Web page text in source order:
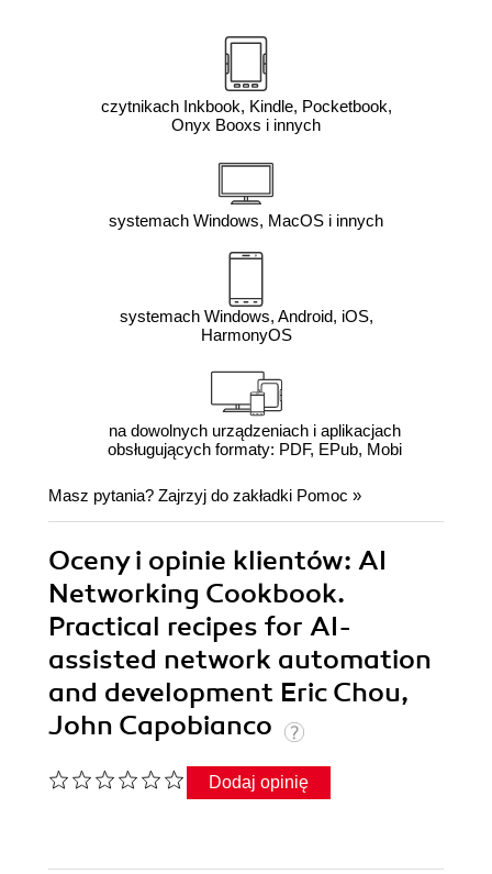
czytnikach Inkbook, Kindle, Pocketbook,
Onyx Booxs i innych
systemach Windows, MacOS i innych
systemach Windows, Android, iOS,
HarmonyOS
na dowolnych urządzeniach i aplikacjach
obsługujących formaty: PDF, EPub, Mobi
Masz pytania? Zajrzyj do zakładki Pomoc »
Oceny i opinie klientów: AI
Networking Cookbook.
Practical recipes for AI-
assisted network automation
and development Eric Chou,
John Capobianco
Dodaj opinię